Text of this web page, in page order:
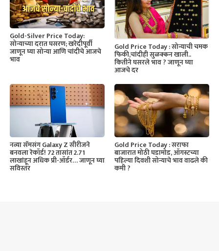
Gold-Silver Price Today:
सोन्याच्या दरात घसरण; खरेदीपूर्वी
जाणून घ्या सोन्या आणि चांदीचे आजचे
भाव
Gold Price Today : सोन्याची चमक
फिकी,चांदीही सुळक्कन खाली..
कितीने घसरले भाव ? जाणून घ्या
आजचे दर
नव्या सॅमसंग Galaxy Z सीरीजने
बनवला रेकॉर्ड! 72 तासांत 2.71
लाखांहून अधिक प्री-ऑर्डर… जाणून घ्या
सविस्तर
Gold Price Today : सराफा
बाजारात मोठी घडामोड, ऑगस्टच्या
पहिल्या दिवशी सोन्याचे भाव वाढले की
कमी ?